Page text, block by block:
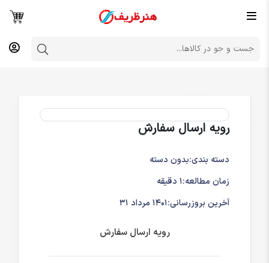
رویه ارسال سفارش
دسته بندی:بدون دسته
زمان مطالعه:1 دقیقه
آخرین بروزرسانی:1401 مرداد 31
رویه ارسال سفارش